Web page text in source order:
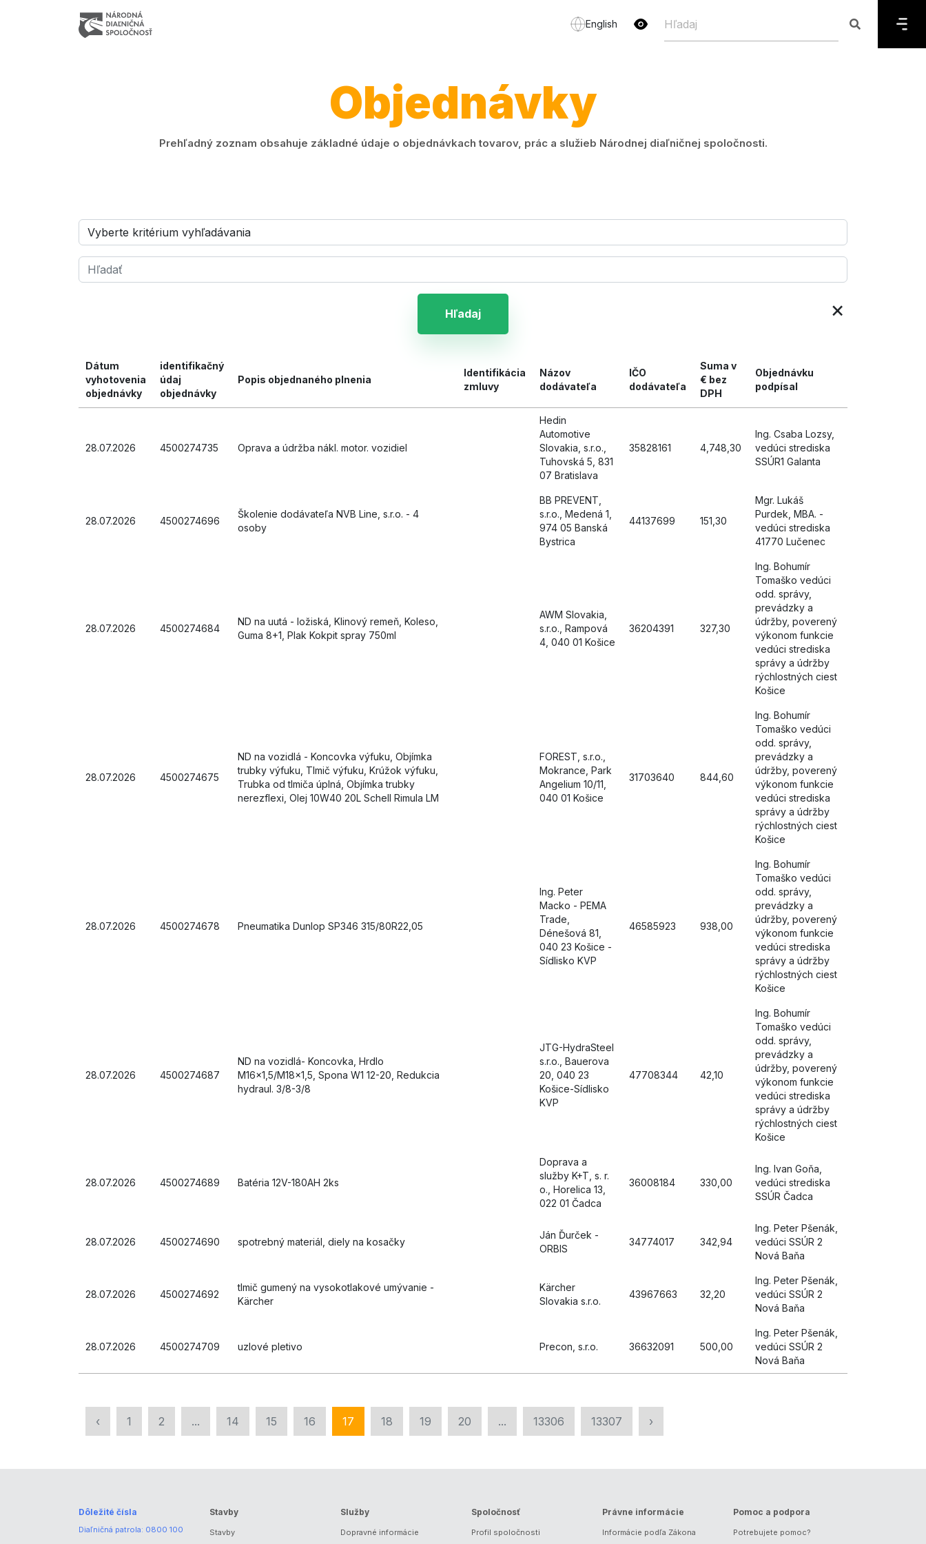
English
Objednávky
Prehľadný zoznam obsahuje základné údaje o objednávkach tovarov, prác a služieb Národnej diaľničnej spoločnosti.
Hľadaj ×
Dátum
vyhotovenia
objednávky
identifikačný
údaj
objednávky
Popis objednaného plnenia
Identifikácia
zmluvy
Názov
dodávateľa
IČO
dodávateľa
Suma v
€ bez
DPH
Objednávku
podpísal
28.07.2026 4500274735 Oprava a údržba nákl. motor. vozidiel
Hedin
Automotive
Slovakia, s.r.o.,
Tuhovská 5, 831
07 Bratislava
35828161 4,748,30
Ing. Csaba Lozsy,
vedúci strediska
SSÚR1 Galanta
28.07.2026 4500274696
Školenie dodávateľa NVB Line, s.r.o. - 4
osoby
BB PREVENT,
s.r.o., Medená 1,
974 05 Banská
Bystrica
44137699 151,30
Mgr. Lukáš
Purdek, MBA. -
vedúci strediska
41770 Lučenec
28.07.2026 4500274684
ND na uutá - ložiská, Klinový remeň, Koleso,
Guma 8+1, Plak Kokpit spray 750ml
AWM Slovakia,
s.r.o., Rampová
4, 040 01 Košice
36204391 327,30
Ing. Bohumír
Tomaško vedúci
odd. správy,
prevádzky a
údržby, poverený
výkonom funkcie
vedúci strediska
správy a údržby
rýchlostných ciest
Košice
28.07.2026 4500274675
ND na vozidlá - Koncovka výfuku, Objímka
trubky výfuku, Tlmič výfuku, Krúžok výfuku,
Trubka od tlmiča úplná, Objímka trubky
nerezflexi, Olej 10W40 20L Schell Rimula LM
FOREST, s.r.o.,
Mokrance, Park
Angelium 10/11,
040 01 Košice
31703640 844,60
Ing. Bohumír
Tomaško vedúci
odd. správy,
prevádzky a
údržby, poverený
výkonom funkcie
vedúci strediska
správy a údržby
rýchlostných ciest
Košice
28.07.2026 4500274678 Pneumatika Dunlop SP346 315/80R22,05
Ing. Peter
Macko - PEMA
Trade,
Dénešová 81,
040 23 Košice -
Sídlisko KVP
46585923 938,00
Ing. Bohumír
Tomaško vedúci
odd. správy,
prevádzky a
údržby, poverený
výkonom funkcie
vedúci strediska
správy a údržby
rýchlostných ciest
Košice
28.07.2026 4500274687
ND na vozidlá- Koncovka, Hrdlo
M16x1,5/M18x1,5, Spona W1 12-20, Redukcia
hydraul. 3/8-3/8
JTG-HydraSteel
s.r.o., Bauerova
20, 040 23
Košice-Sídlisko
KVP
47708344 42,10
Ing. Bohumír
Tomaško vedúci
odd. správy,
prevádzky a
údržby, poverený
výkonom funkcie
vedúci strediska
správy a údržby
rýchlostných ciest
Košice
28.07.2026 4500274689 Batéria 12V-180AH 2ks
Doprava a
služby K+T, s. r.
o., Horelica 13,
022 01 Čadca
36008184 330,00
Ing. Ivan Goňa,
vedúci strediska
SSÚR Čadca
28.07.2026 4500274690 spotrebný materiál, diely na kosačky
Ján Ďurček -
ORBIS
34774017 342,94
Ing. Peter Pšenák,
vedúci SSÚR 2
Nová Baňa
28.07.2026 4500274692
tlmič gumený na vysokotlakové umývanie -
Kärcher
Kärcher
Slovakia s.r.o.
43967663 32,20
Ing. Peter Pšenák,
vedúci SSÚR 2
Nová Baňa
28.07.2026 4500274709 uzlové pletivo Precon, s.r.o. 36632091 500,00
Ing. Peter Pšenák,
vedúci SSÚR 2
Nová Baňa
‹ 1 2 ... 14 15 16 17 18 19 20 ... 13306 13307 ›
Dôležité čísla
Diaľničná patrola: 0800 100
Stavby
Stavby
Služby
Dopravné informácie
Spoločnosť
Profil spoločnosti
Právne informácie
Informácie podľa Zákona
Pomoc a podpora
Potrebujete pomoc?